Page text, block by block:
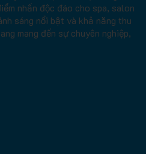
nhấn độc đáo cho spa, salon
sáng nổi bật và khả năng thu
mang đến sự chuyên nghiệp,